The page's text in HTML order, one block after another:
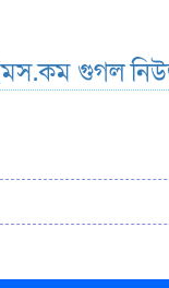
গুগল